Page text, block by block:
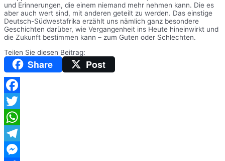
und Erinnerungen, die einem niemand mehr nehmen kann. Die es
aber auch wert sind, mit anderen geteilt zu werden. Das einstige
Deutsch-Südwestafrika erzählt uns nämlich ganz besondere
Geschichten darüber, wie Vergangenheit ins Heute hineinwirkt und
die Zukunft bestimmen kann – zum Guten oder Schlechten.
Teilen Sie diesen Beitrag:
Share Post
Facebook
Twitter
WhatsApp
Telegram